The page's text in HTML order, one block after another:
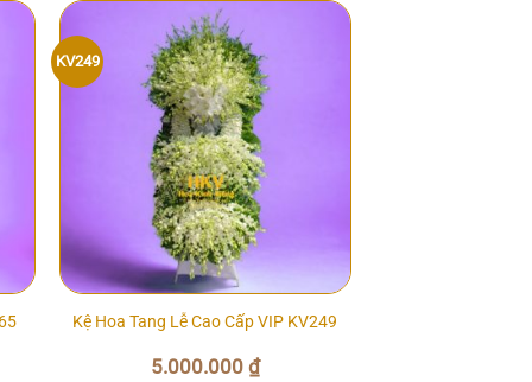
KV249
Kệ Hoa Tang Lễ Cao Cấp VIP KV249
5.000.000 ₫